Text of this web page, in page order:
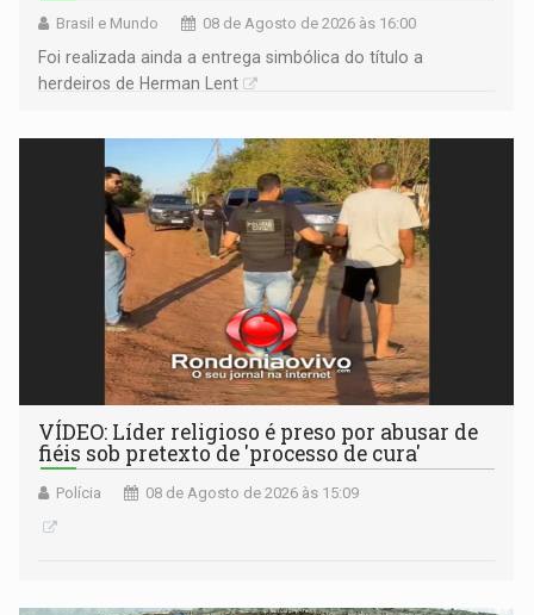
Brasil e Mundo 08 de Agosto de 2026 às 16:00
Foi realizada ainda a entrega simbólica do título a
herdeiros de Herman Lent
VÍDEO: Líder religioso é preso por abusar de
fiéis sob pretexto de 'processo de cura'
Polícia 08 de Agosto de 2026 às 15:09